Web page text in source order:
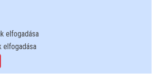
például ha citromsavval kerülnek
termelt. A rekorder erőmű mellett
is tartott a szervező Da Vinci Learning
kísérletekben sok alapvető fizikai törvényt
elfogadása
elfogadása